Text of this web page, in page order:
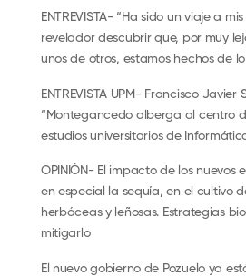
ENTREVISTA- “Ha sido un viaje a
revelador descubrir que, por muy
unos de otros, estamos hechos de lo
ENTREVISTA UPM- Francisco Javier
“Montegancedo alberga al centro
estudios universitarios de
OPINIÓN- El impacto de los nuevos
en especial la sequía, en el cultivo
herbáceas y leñosas. Estrategias
mitigarlo
El nuevo gobierno de Pozuelo ya